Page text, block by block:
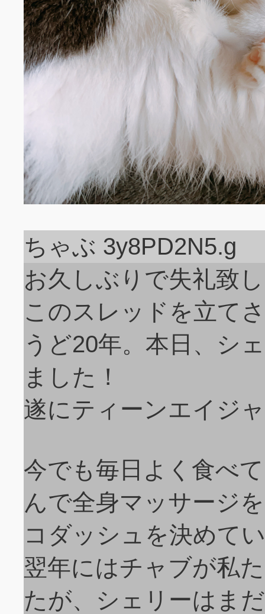
ちゃぶ 3y8PD2N5.g
お久しぶりで失礼致
このスレッドを立て
うど20年。本日、シ
ました！
遂にティーンエイジ
今でも毎日よく食べ
んで全身マッサージ
コダッシュを決めて
翌年にはチャブが私
たが、シェリーはま